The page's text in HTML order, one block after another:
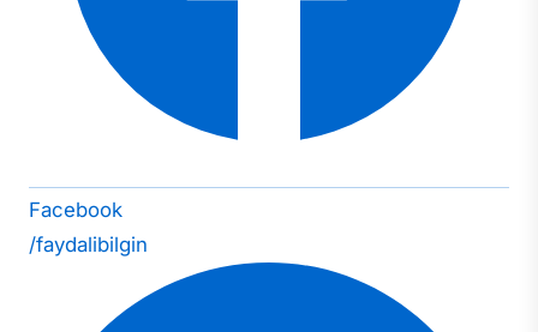
Facebook
/faydalibilgin